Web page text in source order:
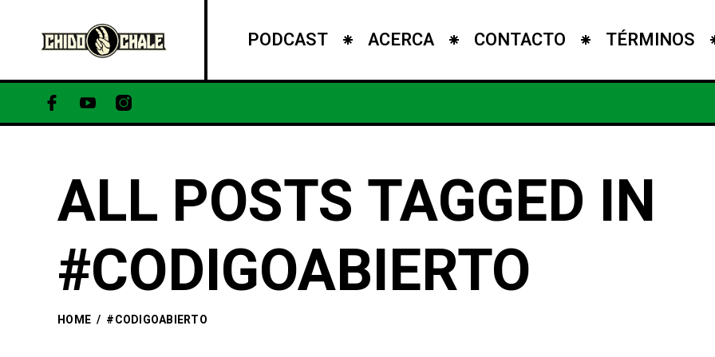
PODCAST ACERCA CONTACTO TÉRMINOS
ALL POSTS TAGGED IN
#CODIGOABIERTO
HOME / #CODIGOABIERTO